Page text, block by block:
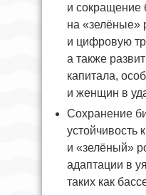
и сокращение
на «зелёные»
и цифровую
а также
капитала,
и женщин в
Сохранение
устойчивость
и «зелёный»
адаптации в
таких как